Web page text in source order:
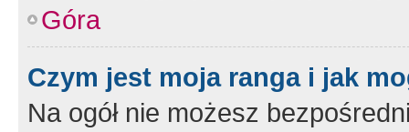
Góra
Czym jest moja ranga i jak
Na ogół nie możesz